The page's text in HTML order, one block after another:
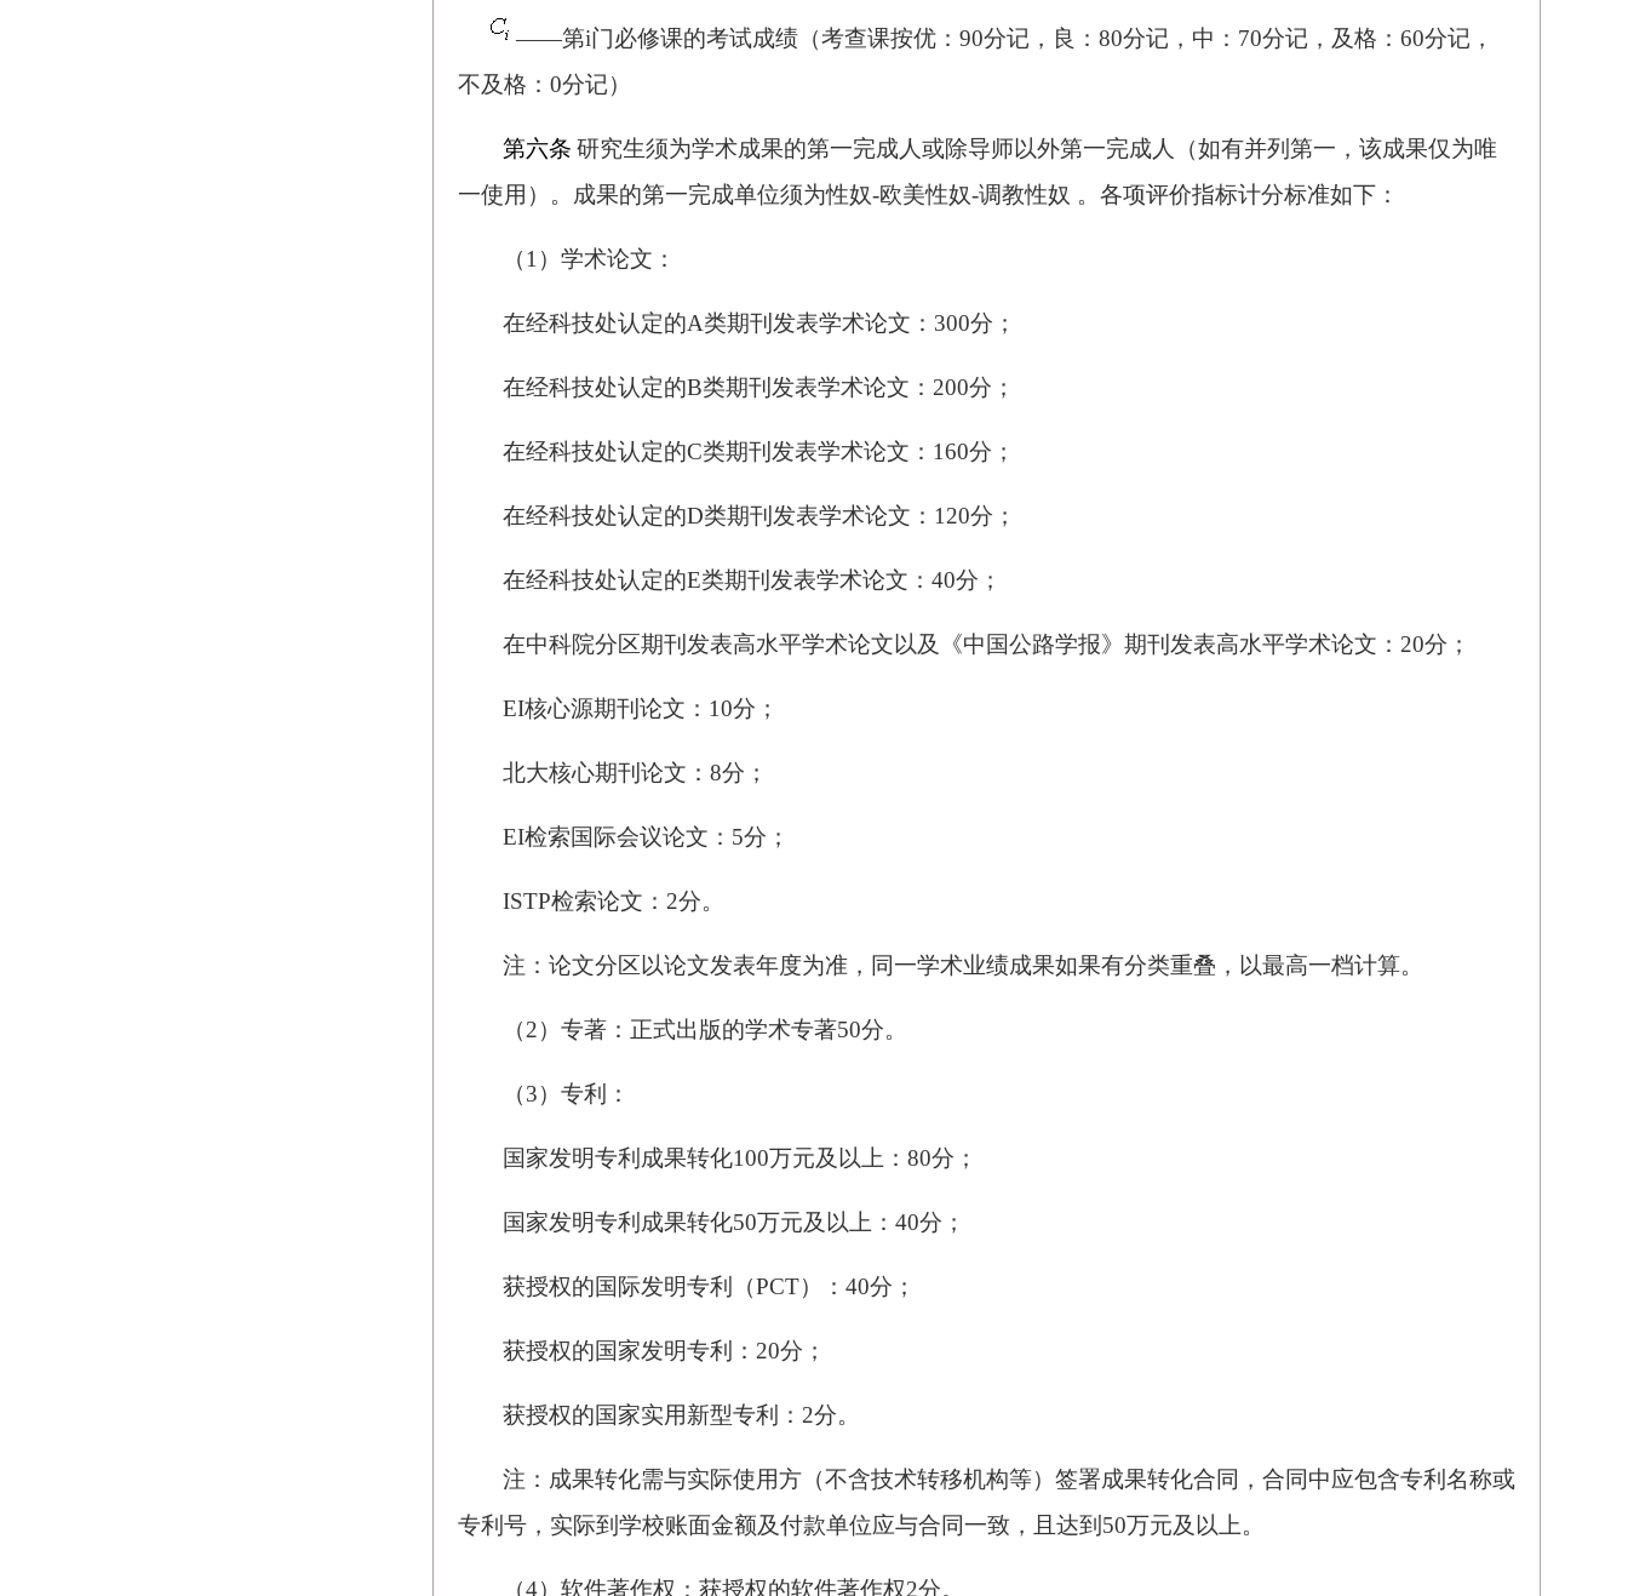
——第i门必修课的考试成绩（考查课按优 ：90分记，良： 80分记，中： 70分记，及格： 60分记，
不及格 ：0分记）
第六条 研究生须为学术成果的第一完成人或除导师以外第一完成人（如有并列第一，该成果仅为唯
一使用）。成果的第一完成单位须为性奴-欧美性奴-调教性奴 。 各项评价指标计分标准如下：
（1）学术论文：
在经科技处认定的A类期刊发表学术论文：300分；
在经科技处认定的B类期刊发表学术论文：200分；
在经科技处认定的C类期刊发表学术论文：160分；
在经科技处认定的D类期刊发表学术论文：120分；
在经科技处认定的E类期刊发表学术论文：40分；
在中科院分区期刊发表高水平学术论文以及《中国公路学报》期刊发表高水平学术论文：20分；
EI核心源期刊论文：10分；
北大核心期刊论文： 8分；
EI检索国际会议论文：5分；
ISTP检索论文：2分。
注：论文分区以论文发表年度为准，同一学术业绩成果如果有分类重叠，以最高一档计算。
（2）专著：正式出版的学术专著50分。
（3）专利：
国家发明专利成果转化100万元及以上：80分；
国家发明专利成果转化50万元及以上：40分；
获授权的国际发明专利（PCT）：40分；
获授权的国家发明专利：20分；
获授权的国家实用新型专利：2分。
注：成果转化需与实际使用方（不含技术转移机构等）签署成果转化合同，合同中应包含专利名称或
专利号，实际到学校账面金额及付款单位应与合同一致，且达到50万元及以上。
（4）软件著作权：获授权的软件著作权2分。